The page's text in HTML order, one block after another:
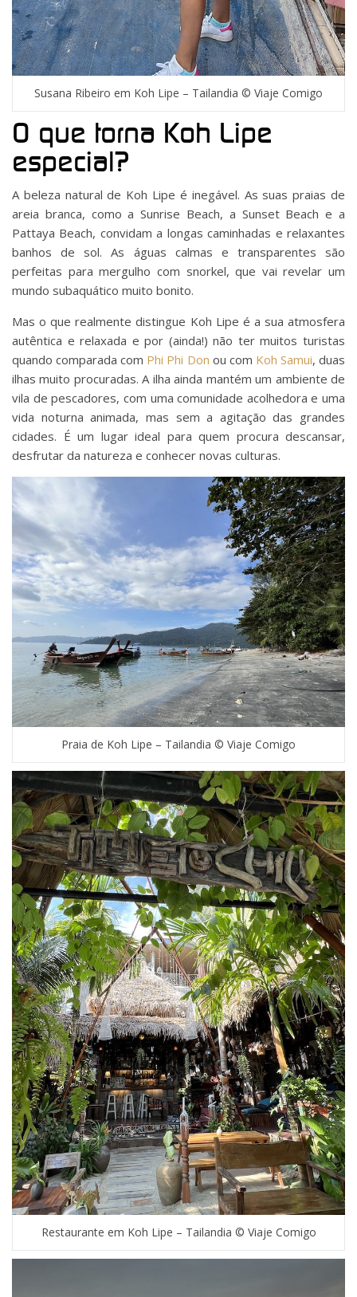
Susana Ribeiro em Koh Lipe – Tailandia © Viaje Comigo
O que torna Koh Lipe
especial?
A beleza natural de Koh Lipe é inegável. As suas praias de
areia branca, como a Sunrise Beach, a Sunset Beach e a
Pattaya Beach, convidam a longas caminhadas e relaxantes
banhos de sol. As águas calmas e transparentes são
perfeitas para mergulho com snorkel, que vai revelar um
mundo subaquático muito bonito.
Mas o que realmente distingue Koh Lipe é a sua atmosfera
autêntica e relaxada e por (ainda!) não ter muitos turistas
quando comparada com Phi Phi Don ou com Koh Samui, duas
ilhas muito procuradas. A ilha ainda mantém um ambiente de
vila de pescadores, com uma comunidade acolhedora e uma
vida noturna animada, mas sem a agitação das grandes
cidades. É um lugar ideal para quem procura descansar,
desfrutar da natureza e conhecer novas culturas.
Praia de Koh Lipe – Tailandia © Viaje Comigo
Restaurante em Koh Lipe – Tailandia © Viaje Comigo